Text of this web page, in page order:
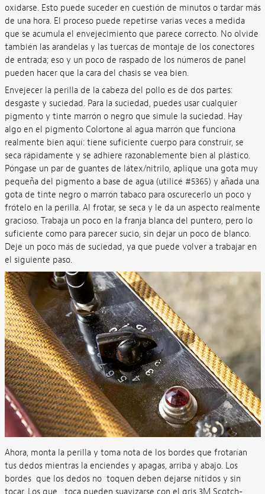
oxidarse. Esto puede suceder en cuestión de minutos o tardar más
de una hora. El proceso puede repetirse varias veces a medida
que se acumula el envejecimiento que parece correcto. No olvide
también las arandelas y las tuercas de montaje de los conectores
de entrada; eso y un poco de raspado de los números de panel
pueden hacer que la cara del chasis se vea bien.
Envejecer la perilla de la cabeza del pollo es de dos partes:
desgaste y suciedad. Para la suciedad, puedes usar cualquier
pigmento y tinte marrón o negro que simule la suciedad. Hay
algo en el pigmento Colortone al agua marrón que funciona
realmente bien aquí: tiene suficiente cuerpo para construir, se
seca rápidamente y se adhiere razonablemente bien al plástico.
Póngase un par de guantes de látex/nitrilo, aplique una gota muy
pequeña del pigmento a base de agua (utilicé #5365) y añada una
gota de tinte negro o marrón tabaco para oscurecerlo un poco y
frótelo en la perilla. Al frotar, se seca y le da un aspecto realmente
gracioso. Trabaja un poco en la franja blanca del puntero, pero lo
suficiente como para parecer sucio, sin dejar un poco de blanco.
Deje un poco más de suciedad, ya que puede volver a trabajar en
el siguiente paso.
Ahora, monta la perilla y toma nota de los bordes que frotarían
tus dedos mientras la enciendes y apagas, arriba y abajo. Los
bordes que los dedos no toquen deben dejarse nítidos y sin